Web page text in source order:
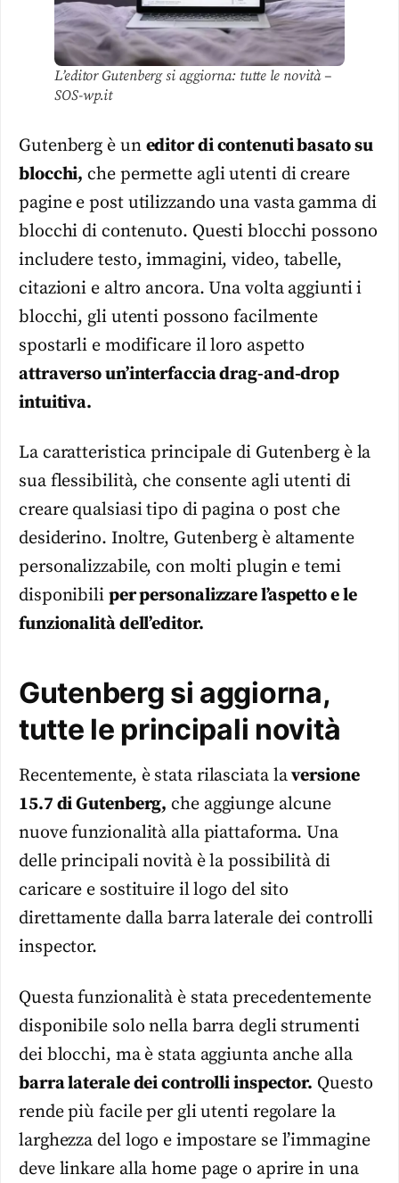
L’editor Gutenberg si aggiorna: tutte le novità –
SOS-wp.it
Gutenberg è un editor di contenuti basato su
blocchi, che permette agli utenti di creare
pagine e post utilizzando una vasta gamma di
blocchi di contenuto. Questi blocchi possono
includere testo, immagini, video, tabelle,
citazioni e altro ancora. Una volta aggiunti i
blocchi, gli utenti possono facilmente
spostarli e modificare il loro aspetto
attraverso un’interfaccia drag-and-drop
intuitiva.
La caratteristica principale di Gutenberg è la
sua flessibilità, che consente agli utenti di
creare qualsiasi tipo di pagina o post che
desiderino. Inoltre, Gutenberg è altamente
personalizzabile, con molti plugin e temi
disponibili per personalizzare l’aspetto e le
funzionalità dell’editor.
Gutenberg si aggiorna,
tutte le principali novità
Recentemente, è stata rilasciata laversione
15.7 di Gutenberg, che aggiunge alcune
nuove funzionalità alla piattaforma. Una
delle principali novità è la possibilità di
caricare e sostituire il logo del sito
direttamente dalla barra laterale dei controlli
inspector.
Questa funzionalità è stata precedentemente
disponibile solo nella barra degli strumenti
dei blocchi, ma è stata aggiunta anche alla
barra laterale dei controlli inspector. Questo
rende più facile per gli utenti regolare la
larghezza del logo e impostare se l’immagine
deve linkare alla home page o aprire in una